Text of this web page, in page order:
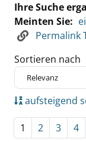
Ihre Suche
Meinten Sie:
Permalink
Sortieren nach
aufsteigend
1 2 3 4